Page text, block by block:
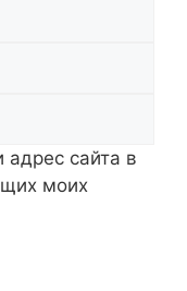
сайта в
моих